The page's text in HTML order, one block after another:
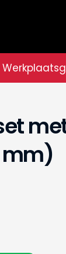
mm)